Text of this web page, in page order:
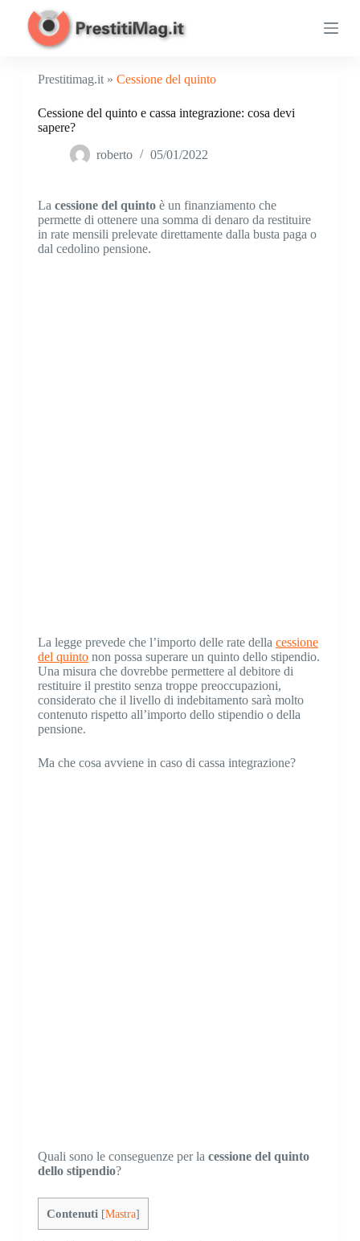
Prestitimag.it » Cessione del quinto
Cessione del quinto e cassa integrazione: cosa devi
sapere?
roberto 05/01/2022
La cessione del quinto è un finanziamento che
permette di ottenere una somma di denaro da restituire
in rate mensili prelevate direttamente dalla busta paga o
dal cedolino pensione.
La legge prevede che l’importo delle rate della cessione
del quintonon possa superare un quinto dello stipendio.
Una misura che dovrebbe permettere al debitore di
restituire il prestito senza troppe preoccupazioni,
considerato che il livello di indebitamento sarà molto
contenuto rispetto all’importo dello stipendio o della
pensione.
Ma che cosa avviene in caso di cassa integrazione?
Quali sono le conseguenze per la cessione del quinto
dello stipendio?
Contenuti [Mastra]